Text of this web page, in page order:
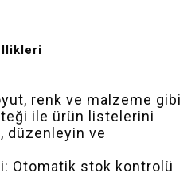
renk ve malzeme gibi
ile ürün listelerini
düzenleyin ve
Otomatik stok kontrolü